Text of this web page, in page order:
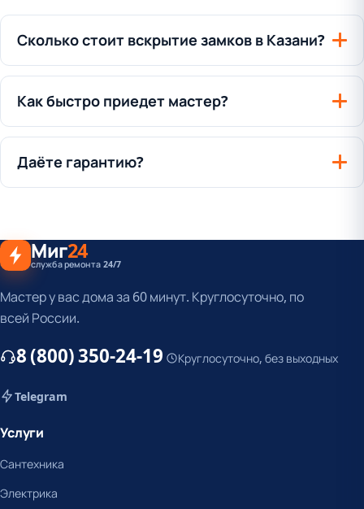
Сколько стоит вскрытие замков в Казани?
Как быстро приедет мастер?
Даёте гарантию?
Миг24
служба ремонта 24/7
Мастер у вас дома за 60 минут. Круглосуточно, по
всей России.
8 (800) 350-24-19 Круглосуточно, без выходных
Telegram
Услуги
Сантехника
Электрика